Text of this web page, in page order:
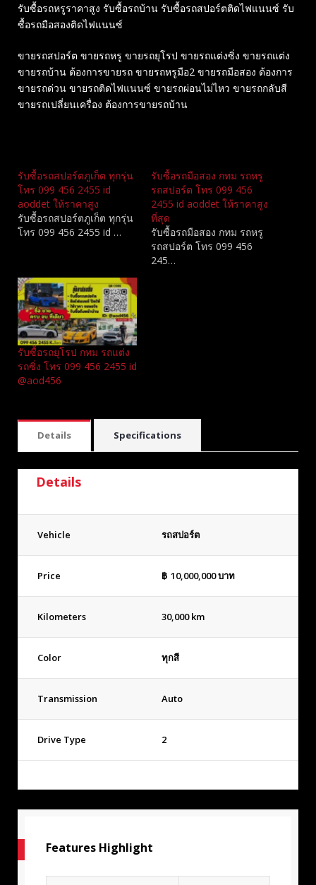
รับซื้อรถหรูราคาสูง รับซื้อรถบ้าน รับซื้อรถสปอร์ตติดไฟแนนซ์ รับ
ซื้อรถมือสองติดไฟแนนซ์
ขายรถสปอร์ต ขายรถหรู ขายรถยุโรป ขายรถแต่งซิ่ง ขายรถแต่ง
ขายรถบ้าน ต้องการขายรถ ขายรถหรูมือ2 ขายรถมือสอง ต้องการ
ขายรถด่วน ขายรถติดไฟแนนซ์ ขายรถผ่อนไม่ไหว ขายรถกลับสี
ขายรถเปลี่ยนเครื่อง ต้องการขายรถบ้าน
รับซื้อรถสปอร์ตภูเก็ต ทุกรุ่น
โทร 099 456 2455 id
aoddet ให้ราคาสูง
รับซื้อรถสปอร์ตภูเก็ต ทุกรุ่น
โทร 099 456 2455 id …
รับซื้อรถมือสอง กทม รถหรู
รถสปอร์ต โทร 099 456
2455 id aoddet ให้ราคาสูง
ที่สุด
รับซื้อรถมือสอง กทม รถหรู
รถสปอร์ต โทร 099 456
245…
รับซื้อรถยุโรป กทม รถแต่ง
รถซิ่ง โทร 099 456 2455 id
@aod456
Details Specifications
Details
Vehicle รถสปอร์ต
Price ฿ 10,000,000บาท
Kilometers 30,000 km
Color ทุกสี
Transmission Auto
Drive Type 2
Features Highlight